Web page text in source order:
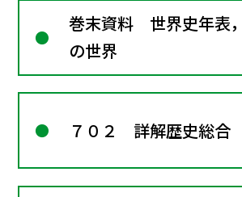
巻末資料 世界史年表
の世界
７０２ 詳解歴史総合